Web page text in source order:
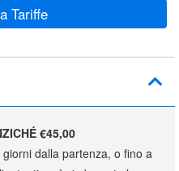
Tariffe
€45,00
dalla partenza, o fino a